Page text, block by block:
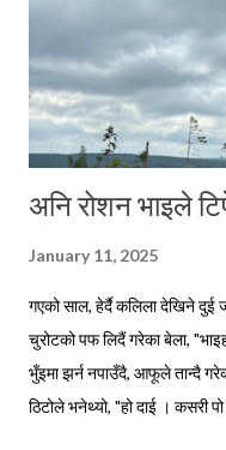
अनि रोशन भाइले
January 11, 2025
गएको साल, हेर्दै कलिला देखिने दुई
चुरोटको पफ लिदैं गरेका बेला,
भुँइमा झर्न नपाउँदै, आफूले तान्दै
ठिटोले भनेथ्यो, "हो दाई । कसरी